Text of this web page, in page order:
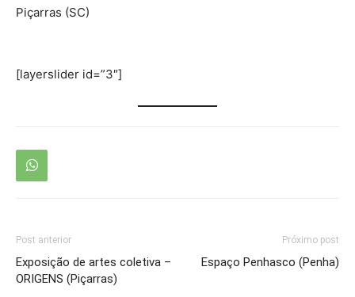
Piçarras (SC)
[layerslider id=”3″]
Post anterior
Exposição de artes coletiva –
ORIGENS (Piçarras)
Próximo post
Espaço Penhasco (Penha)